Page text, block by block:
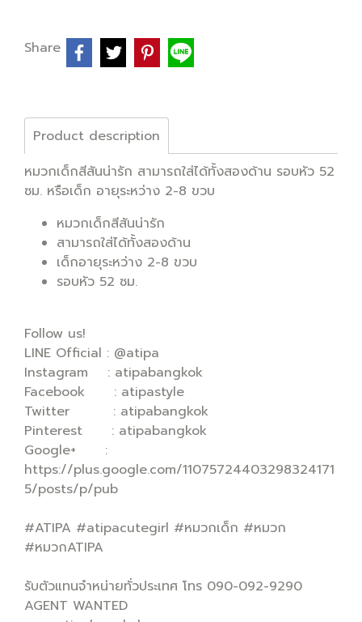
Share
Product description
หมวกเด็กสีสันน่ารัก สามารถใส่ได้ทั้งสองด้าน รอบหัว 52
ซม. หรือเด็ก อายุระหว่าง 2-8 ขวบ
หมวกเด็กสีสันน่ารัก
สามารถใส่ได้ทั้งสองด้าน
เด็กอายุระหว่าง 2-8 ขวบ
รอบหัว 52 ซม.
Follow us!
LINE Official : @atipa
Instagram : atipabangkok
Facebook : atipastyle
Twitter : atipabangkok
Pinterest : atipabangkok
Google+ :
https://plus.google.com/11075724403298324171
5/posts/p/pub
#ATIPA #atipacutegirl #หมวกเด็ก #หมวก
#หมวกATIPA
รับตัวแทนจำหน่ายทั่วประเทศ โทร 090-092-9290
AGENT WANTED